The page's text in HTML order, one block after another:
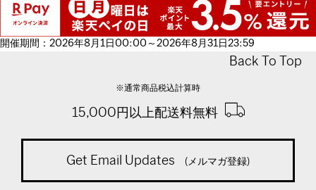
開催期間：2026年8月1日00:00～2026年8月31日23:59
Back To Top
※通常商品税込計算時
15,000円以上配送料無料
Get Email Updates (メルマガ登録)